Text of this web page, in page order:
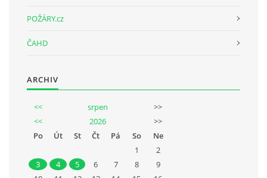
POŽÁRY.cz
ČAHD
ARCHIV
<< srpen
>>
<<
2026
>>
Po
Út St Čt Pá So
Ne
1
2
3
4 5 6 7 8
9